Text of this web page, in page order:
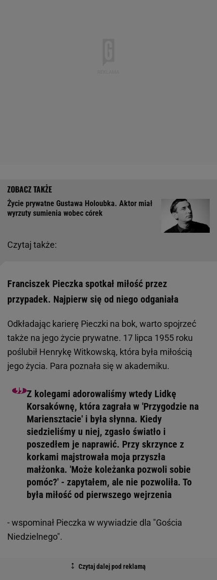
Czytaj także:
Życie prywatne Gustawa Holoubka. Aktor miał
wyrzuty sumienia wobec córek
Franciszek Pieczka spotkał miłość przez
przypadek. Najpierw się od niego odganiała
Odkładając karierę Pieczki na bok, warto spojrzeć
także na jego życie prywatne. 17 lipca 1955 roku
poślubił Henrykę Witkowską, która była miłością
jego życia. Para poznała się w akademiku.
Z kolegami adorowaliśmy wtedy Lidkę
Korsakównę, która zagrała w 'Przygodzie na
Mariensztacie' i była słynna. Kiedy
siedzieliśmy u niej, zgasło światło i
poszedłem je naprawić. Przy skrzynce z
korkami majstrowała moja przyszła
małżonka. 'Może koleżanka pozwoli sobie
pomóc?' - zapytałem, ale nie pozwoliła. To
była miłość od pierwszego wejrzenia
- wspominał Pieczka w wywiadzie dla "Gościa
Niedzielnego".